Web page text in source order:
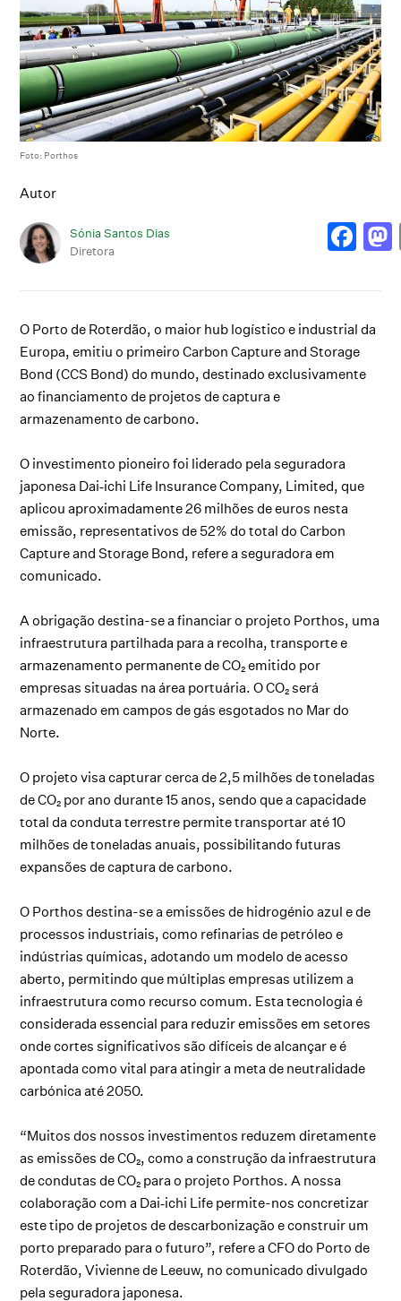
Foto: Porthos
Autor
Sónia Santos Dias
Diretora
O Porto de Roterdão, o maior hub logístico e industrial da
Europa, emitiu o primeiro Carbon Capture and Storage
Bond (CCS Bond) do mundo, destinado exclusivamente
ao financiamento de projetos de captura e
armazenamento de carbono.
O investimento pioneiro foi liderado pela seguradora
japonesa Dai‑ichi Life Insurance Company, Limited, que
aplicou aproximadamente 26 milhões de euros nesta
emissão, representativos de 52% do total do Carbon
Capture and Storage Bond, refere a seguradora em
comunicado.
A obrigação destina-se a financiar o projeto Porthos, uma
infraestrutura partilhada para a recolha, transporte e
armazenamento permanente de CO₂ emitido por
empresas situadas na área portuária. O CO₂ será
armazenado em campos de gás esgotados no Mar do
Norte.
O projeto visa capturar cerca de 2,5 milhões de toneladas
de CO₂ por ano durante 15 anos, sendo que a capacidade
total da conduta terrestre permite transportar até 10
milhões de toneladas anuais, possibilitando futuras
expansões de captura de carbono.
O Porthos destina-se a emissões de hidrogénio azul e de
processos industriais, como refinarias de petróleo e
indústrias químicas, adotando um modelo de acesso
aberto, permitindo que múltiplas empresas utilizem a
infraestrutura como recurso comum. Esta tecnologia é
considerada essencial para reduzir emissões em setores
onde cortes significativos são difíceis de alcançar e é
apontada como vital para atingir a meta de neutralidade
carbónica até 2050.
“Muitos dos nossos investimentos reduzem diretamente
as emissões de CO₂, como a construção da infraestrutura
de condutas de CO₂ para o projeto Porthos. A nossa
colaboração com a Dai‑ichi Life permite-nos concretizar
este tipo de projetos de descarbonização e construir um
porto preparado para o futuro”, refere a CFO do Porto de
Roterdão, Vivienne de Leeuw, no comunicado divulgado
pela seguradora japonesa.